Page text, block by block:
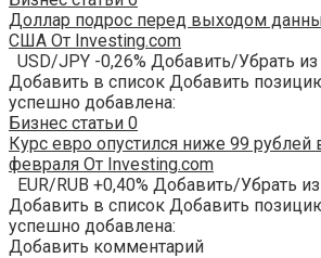
Доллар подрос перед выходом
США От Investing.com
USD/JPY -0,26% Добавить/Убрать
Добавить в список Добавить
успешно добавлена:
Бизнес статьи 0
Курс евро опустился ниже 99 рублей
февраля От Investing.com
EUR/RUB +0,40% Добавить/Убрать
Добавить в список Добавить
успешно добавлена:
Добавить комментарий